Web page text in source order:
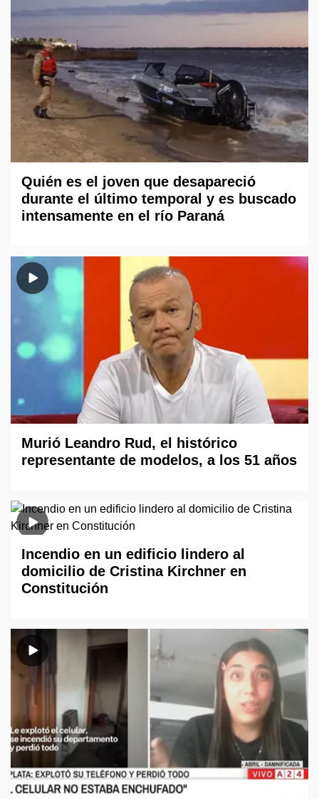
Quién es el joven que desapareció
durante el último temporal y es buscado
intensamente en el río Paraná
Murió Leandro Rud, el histórico
representante de modelos, a los 51 años
Incendio en un edificio lindero al
domicilio de Cristina Kirchner en
Constitución